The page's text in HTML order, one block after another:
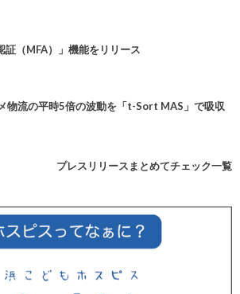
証（MFA）」機能をリリース
物流の平時5倍の波動を「t-Sort MAS」で吸収
プレスリリースまとめてチェック一覧